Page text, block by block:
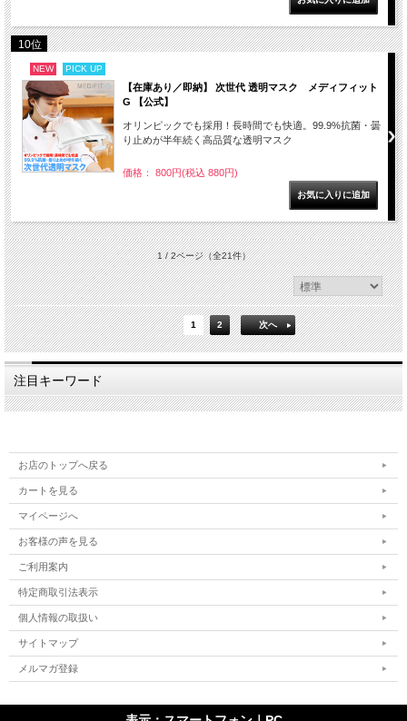
10位
NEW PICK UP
【在庫あり／即納】 次世代 透明マスク メディフィット
G 【公式】
オリンピックでも採用！長時間でも快適。99.9%抗菌・曇
り止めが半年続く高品質な透明マスク
価格： 800円(税込 880円)
1 / 2ページ（全21件）
1 2 次へ
注目キーワード
お店のトップへ戻る
カートを見る
マイページへ
お客様の声を見る
ご利用案内
特定商取引法表示
個人情報の取扱い
サイトマップ
メルマガ登録